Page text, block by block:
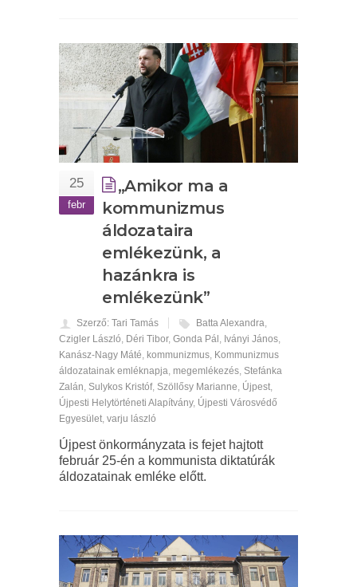
25
febr
„Amikor ma a
kommunizmus
áldozataira
emlékezünk, a
hazánkra is
emlékezünk”
Szerző: Tari Tamás Batta Alexandra,
Czigler László, Déri Tibor, Gonda Pál , Iványi János,
Kanász-Nagy Máté, kommunizmus, Kommunizmus
áldozatainak emléknapja, megemlékezés, Stefánka
Zalán, Sulykos Kristóf, Szöllősy Marianne, Újpest,
Újpesti Helytörténeti Alapítvány, Újpesti Városvédő
Egyesület, varju lászló
Újpest önkormányzata is fejet hajtott
február 25-én a kommunista diktatúrák
áldozatainak emléke előtt.